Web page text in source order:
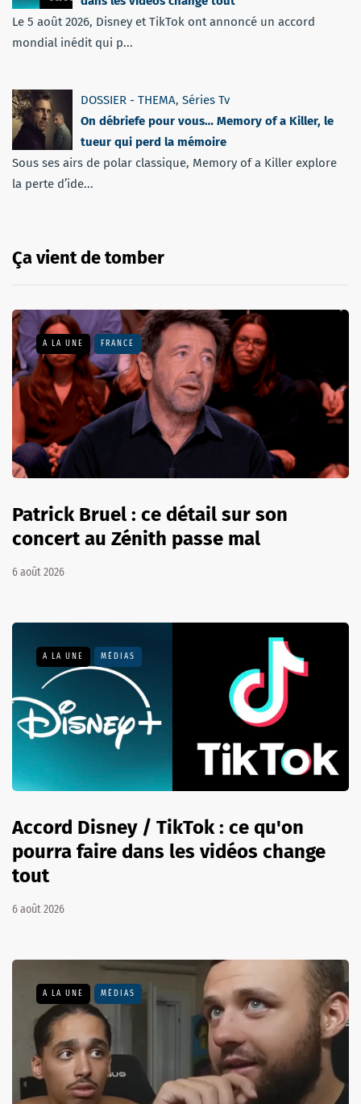
Le 5 août 2026, Disney et TikTok ont annoncé un accord
mondial inédit qui p...
DOSSIER - THEMA, Séries Tv
On débriefe pour vous… Memory of a Killer, le
tueur qui perd la mémoire
Sous ses airs de polar classique, Memory of a Killer explore
la perte d’ide...
Ça vient de tomber
A LA UNE FRANCE
Patrick Bruel : ce détail sur son
concert au Zénith passe mal
6 août 2026
A LA UNE MÉDIAS
Accord Disney / TikTok : ce qu'on
pourra faire dans les vidéos change
tout
6 août 2026
A LA UNE MÉDIAS